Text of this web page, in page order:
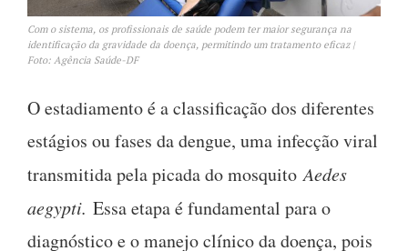
Com o sistema, os profissionais de saúde podem ter maior segurança na
identificação da gravidade da doença, permitindo um tratamento eficaz |
Foto: Agência Saúde-DF
O estadiamento é a classificação dos diferentes
estágios ou fases da dengue, uma infecção viral
transmitida pela picada do mosquitoAedes
aegypti. Essa etapa é fundamental para o
diagnóstico e o manejo clínico da doença, pois